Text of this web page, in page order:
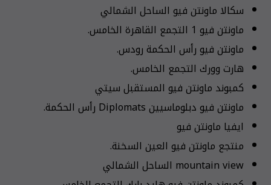
سكالا ماونتن فيو الساحل الشمالي
ماونتن فيو 1 التجمع القاهرة الخامس.
ماونتن فيو رأس الحكمة رودس.
هارت وورك التجمع الخامس.
كمبوند ماونتن فيو المستقبل سيتي
ماونتن فيو دبلوماسيين Diplomats رأس الحكمة.
ايفيا ماونتن فيو
منتجع ماونتن فيو العين السخنة.
mountain view الساحل الشمالي